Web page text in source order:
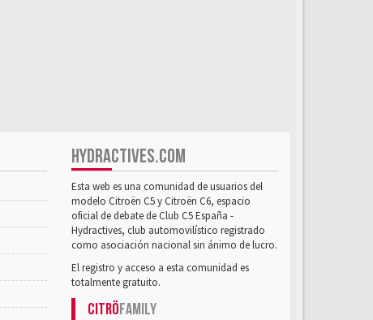
HYDRACTIVES.COM
Esta web es una comunidad de usuarios del
modelo Citroën C5 y Citroën C6, espacio
oficial de debate de Club C5 España -
Hydractives, club automovilístico registrado
como asociación nacional sin ánimo de lucro.
El registro y acceso a esta comunidad es
totalmente gratuito.
CitröFamily